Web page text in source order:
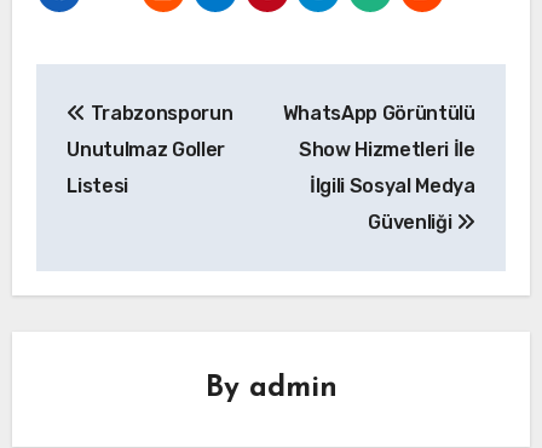
gezinmesi
Trabzonsporun
Unutulmaz Goller
Listesi
WhatsApp Görüntülü
Show Hizmetleri İle
İlgili Sosyal Medya
Güvenliği
By admin